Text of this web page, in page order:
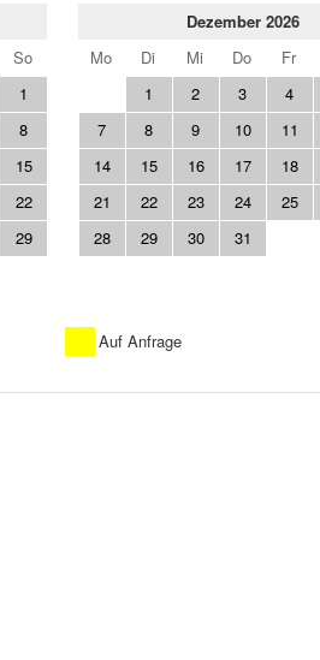
So
1
8
15
22
29
Dezember 2026
Mo
Di Mi Do Fr
1
2 3 4
7
8 9 10 11
14
15 16 17 18
21
22 23 24 25
28
29 30 31
Auf Anfrage